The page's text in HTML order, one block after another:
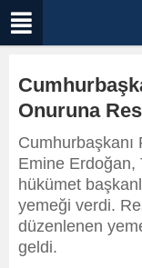
Onuruna
Emine Erdoğan,
hükümet
yemeği verdi.
düzenlenen
geldi.